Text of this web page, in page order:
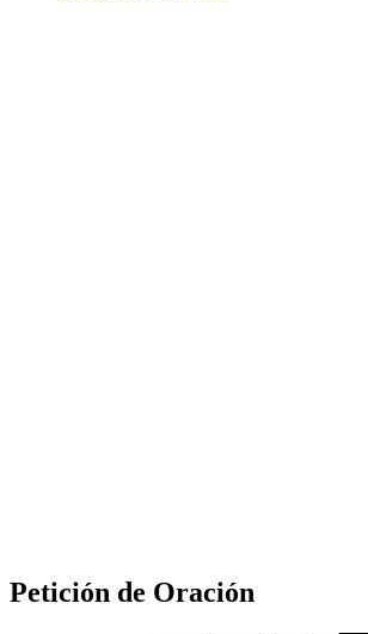
Petición de Oración